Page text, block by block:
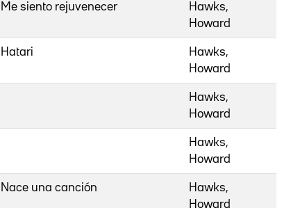
Me siento rejuvenecer
Hawks,
Howard
Hatari
Hawks,
Howard
Hawks,
Howard
Hawks,
Howard
Nace una canción
Hawks,
Howard